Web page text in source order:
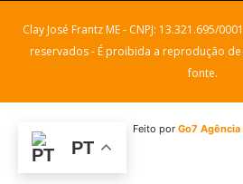
Clay José Frantz ME - CNPJ: 13.321.695/
reservados - É proibida a reprodução
fonte.
Feito porGo7 Agência
PT